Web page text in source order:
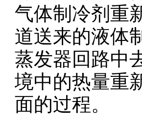
气体制冷剂重
道送来的液体
蒸发器回路中
境中的热量重
面的过程。